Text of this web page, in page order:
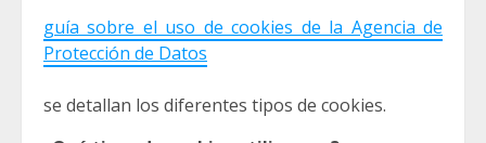
guía sobre el uso de cookies de la Agencia de
Protección de Datos
se detallan los diferentes tipos de cookies.